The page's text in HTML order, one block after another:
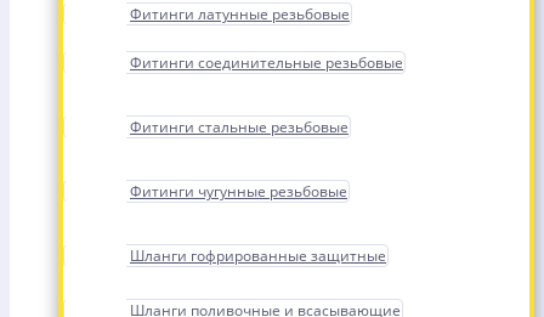
Фитинги латунные резьбовые
Фитинги соединительные резьбовые
Фитинги стальные резьбовые
Фитинги чугунные резьбовые
Шланги гофрированные защитные
Шланги поливочные и всасывающие